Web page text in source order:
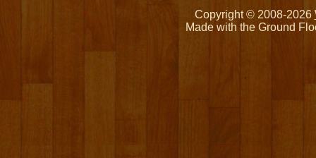
Copyright © 2008-2026
Made with the Ground